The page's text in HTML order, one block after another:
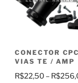
CONECTOR
VIAS TE / AMP
R$22,50 – R$